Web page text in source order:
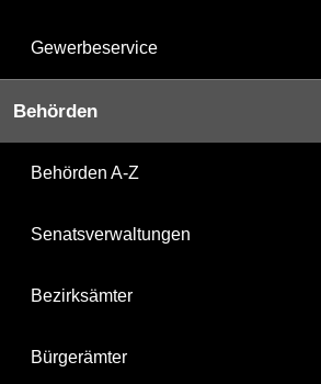
Gewerbeservice
Behörden
Behörden A-Z
Senatsverwaltungen
Bezirksämter
Bürgerämter